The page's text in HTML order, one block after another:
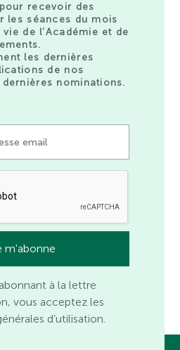
recevoir des
les séances du mois
de l’Académie et de
les dernières
de nos
nominations.
à la lettre
vous acceptez les
d’utilisation.